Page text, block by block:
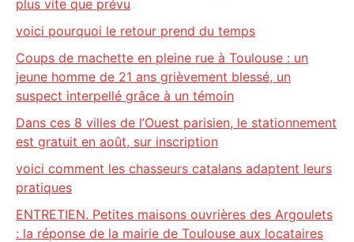
plus vite que prévu
voici pourquoi le retour prend du temps
Coups de machette en pleine rue à Toulouse : un
jeune homme de 21 ans grièvement blessé, un
suspect interpellé grâce à un témoin
Dans ces 8 villes de l’Ouest parisien, le stationnement
est gratuit en août, sur inscription
voici comment les chasseurs catalans adaptent leurs
pratiques
ENTRETIEN. Petites maisons ouvrières des Argoulets
: la réponse de la mairie de Toulouse aux locataires